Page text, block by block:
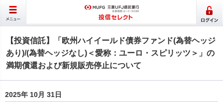
【投資信託】「欧州ハイイールド債券ファンド(為替ヘッジ
あり)/(為替ヘッジなし)＜愛称：ユーロ・スピリッツ＞」の
満期償還および新規販売停止について
2025年 10月 31日